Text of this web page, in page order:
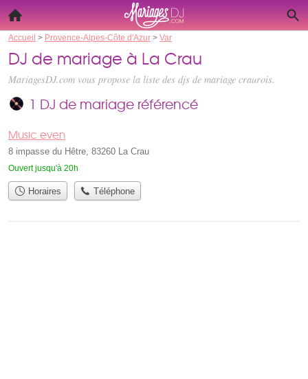
Accueil > Provence-Alpes-Côte d'Azur > Var
DJ de mariage à La Crau
MariagesDJ.com vous propose la liste des djs de mariage craurois.
1 DJ de mariage référencé
Music even
8 impasse du Hêtre, 83260 La Crau
Ouvert jusqu'à 20h
Horaires Téléphone